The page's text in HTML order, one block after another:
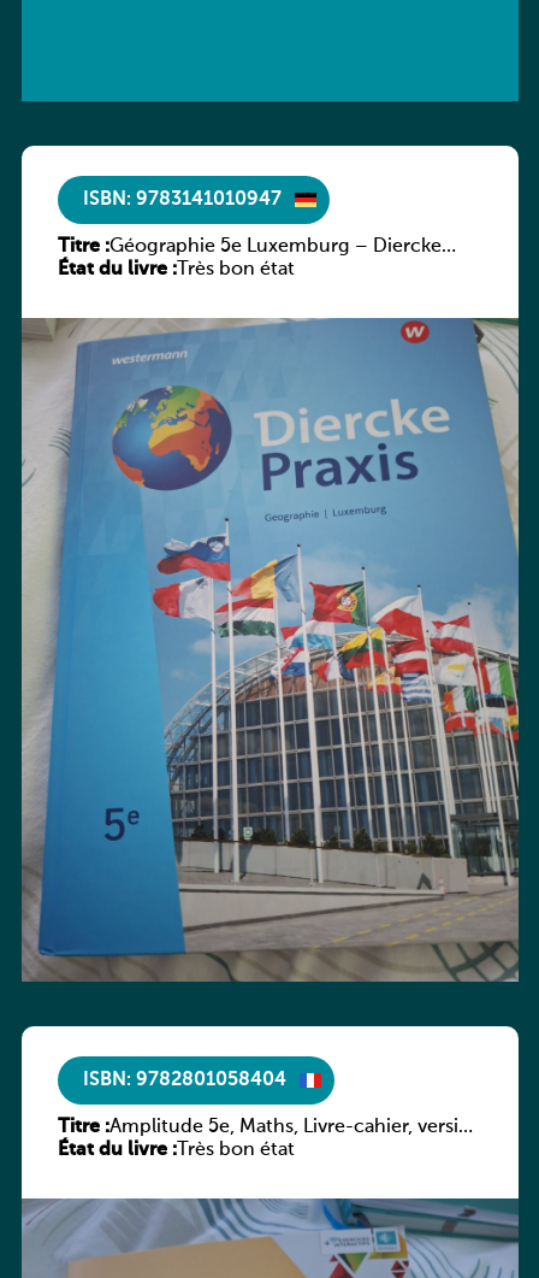
ISBN: 9783141010947
Titre :Géographie 5e Luxemburg – Diercke
Praxis
État du livre :Très bon état
ISBN: 9782801058404
Titre :Amplitude 5e, Maths, Livre-cahier, version
luxembourgeoise
État du livre :Très bon état